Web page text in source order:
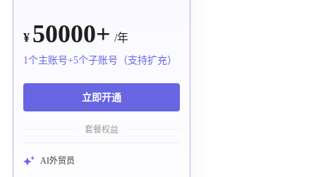
¥ 50000+ /年
1个主账号+5个子账号（支持扩充）
立即开通
套餐权益
AI外贸员